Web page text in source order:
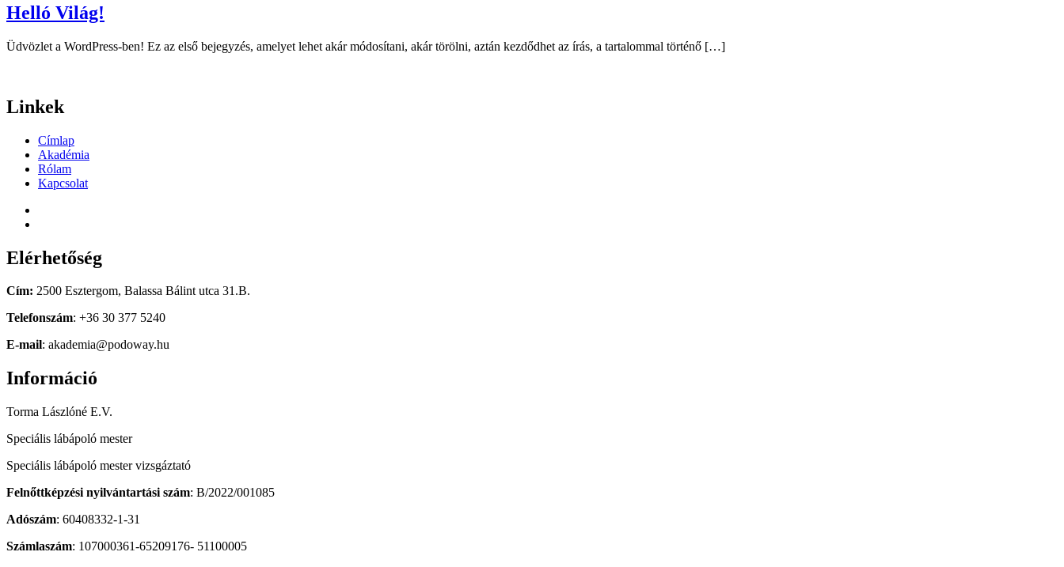
Helló Világ!
Üdvözlet a WordPress-ben! Ez az első bejegyzés, amelyet lehet akár módosítani, akár törölni, aztán kezdődhet az írás, a tartalommal történő […]
Linkek
Címlap
Akadémia
Rólam
Kapcsolat
Elérhetőség
Cím: 2500 Esztergom, Balassa Bálint utca 31.B.
Telefonszám: +36 30 377 5240
E-mail: akademia@podoway.hu
Információ
Torma Lászlóné E.V.
Speciális lábápoló mester
Speciális lábápoló mester vizsgáztató
Felnőttképzési nyilvántartási szám: B/2022/001085
Adószám: 60408332-1-31
Számlaszám: 107000361-65209176- 51100005